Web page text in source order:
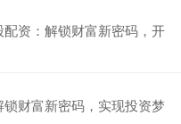
资：解锁财富新密码，开
财富新密码，实现投资梦